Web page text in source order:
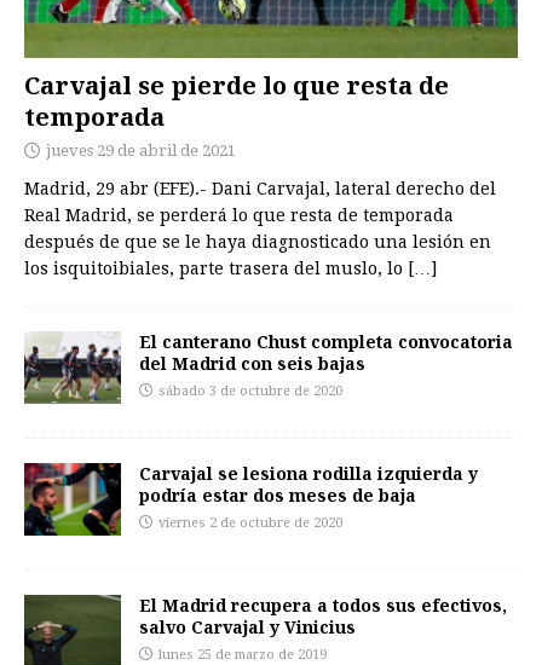
Carvajal se pierde lo que resta de
temporada
jueves 29 de abril de 2021
Madrid, 29 abr (EFE).- Dani Carvajal, lateral derecho del
Real Madrid, se perderá lo que resta de temporada
después de que se le haya diagnosticado una lesión en
los isquitoibiales, parte trasera del muslo, lo […]
El canterano Chust completa convocatoria
del Madrid con seis bajas
sábado 3 de octubre de 2020
Carvajal se lesiona rodilla izquierda y
podría estar dos meses de baja
viernes 2 de octubre de 2020
El Madrid recupera a todos sus efectivos,
salvo Carvajal y Vinicius
lunes 25 de marzo de 2019